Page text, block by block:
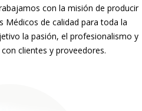
con la misión de producir
Médicos de calidad para toda la
la pasión, el profesionalismo y
clientes y proveedores.